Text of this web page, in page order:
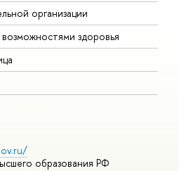
организации
здоровья
образования РФ